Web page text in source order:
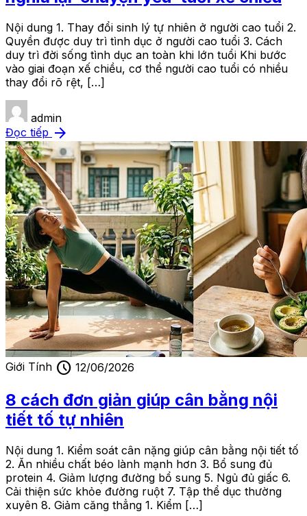
Nội dung 1. Thay đổi sinh lý tự nhiên ở người cao tuổi 2.
Quyền được duy trì tình dục ở người cao tuổi 3. Cách
duy trì đời sống tình dục an toàn khi lớn tuổi Khi bước
vào giai đoạn xế chiều, cơ thể người cao tuổi có nhiều
thay đổi rõ rệt, […]
admin
Đọc tiếp arrow_forward
Giới Tính schedule 12/06/2026
8 cách đơn giản giúp cân bằng nội
tiết tố tự nhiên
Nội dung 1. Kiểm soát cân nặng giúp cân bằng nội tiết tố
2. Ăn nhiều chất béo lành mạnh hơn 3. Bổ sung đủ
protein 4. Giảm lượng đường bổ sung 5. Ngủ đủ giấc 6.
Cải thiện sức khỏe đường ruột 7. Tập thể dục thường
xuyên 8. Giảm căng thẳng 1. Kiểm […]